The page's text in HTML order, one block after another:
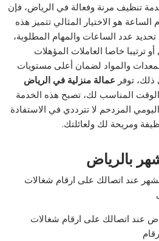
تنظيف مرنة وفعالة في الرياض، فإن
الساعة هو الاختيار المثالي تتميز هذه
عدد الساعات والمهام المطلوبة،
ترتيبا خاصا العاملات المؤهلات
والمواد لضمان أعلى مستويات
ذلك، توفر عمالة منزلية في الرياض
الوقت المناسب لك، تصبح هذه الخدمة
المزدحم لا تترددي في الاستفادة
ومريحة لك ولعائلتك.
بالرياض
عند اتصالك على ارقام شغالات
عند اتصالك على ارقام شغالات